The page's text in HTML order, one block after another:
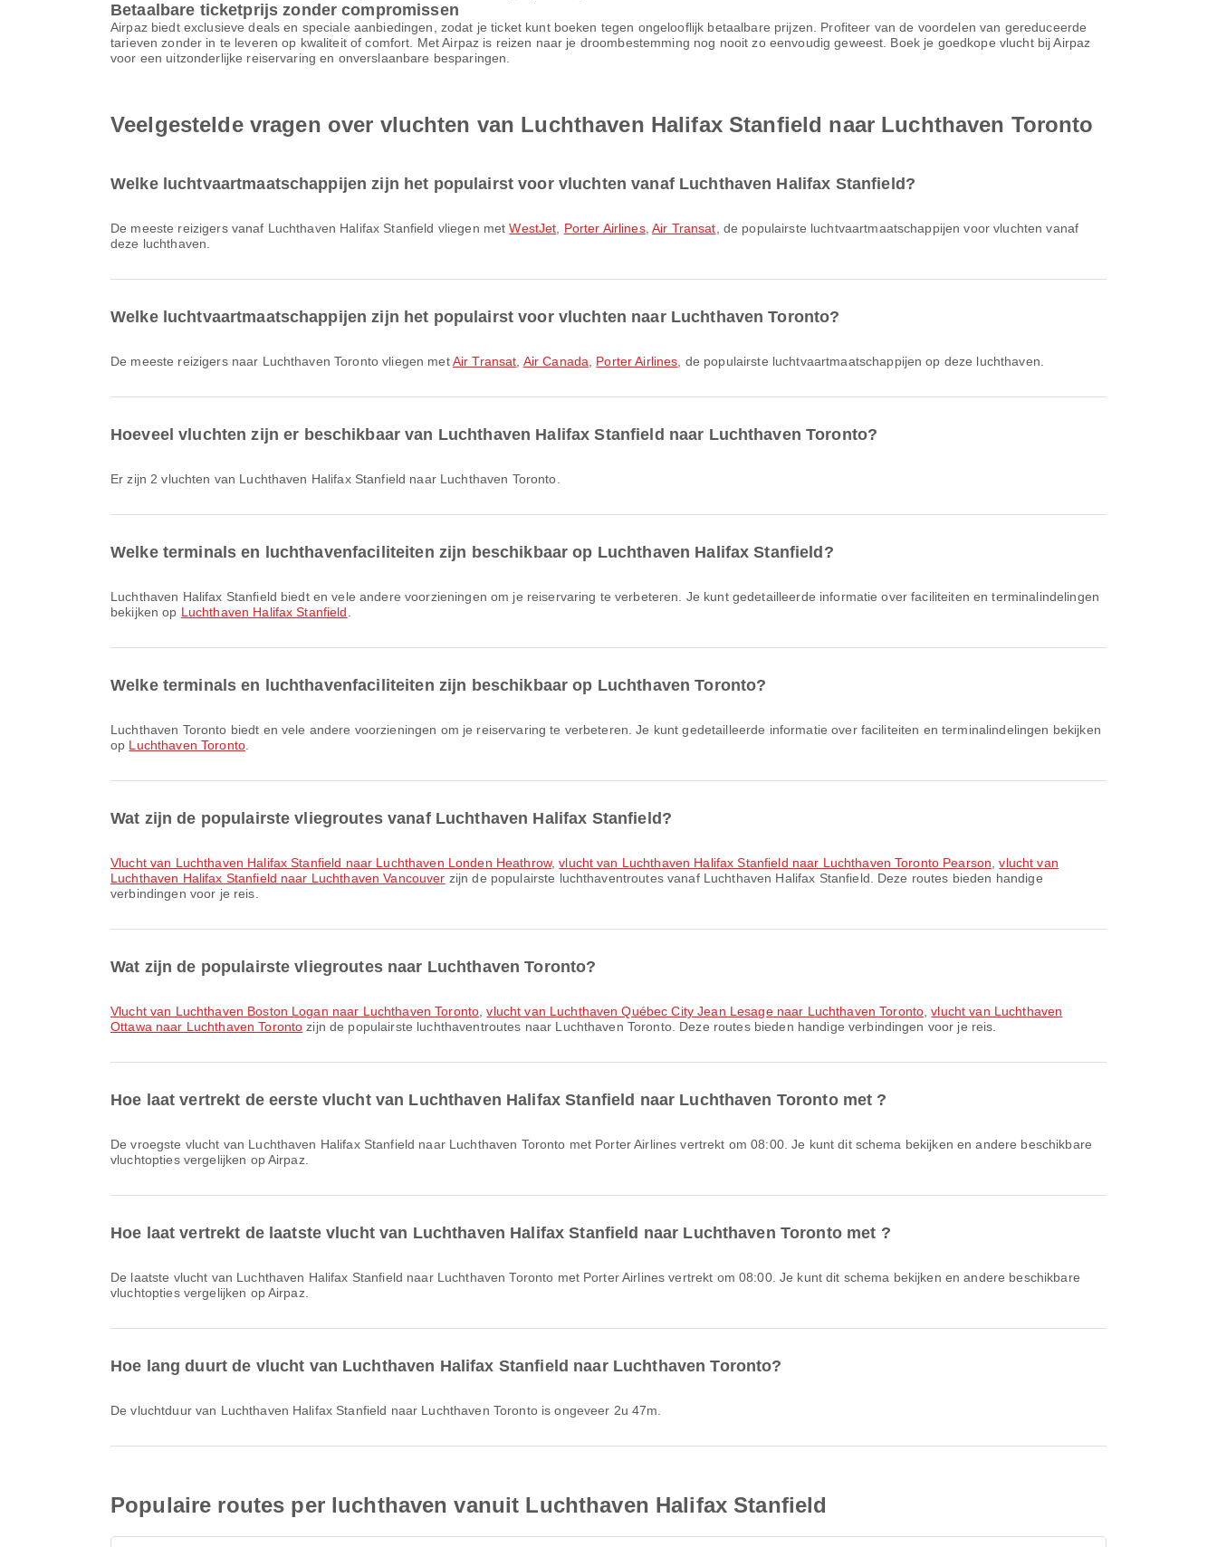
Betaalbare ticketprijs zonder compromissen
Airpaz biedt exclusieve deals en speciale aanbiedingen, zodat je ticket kunt boeken tegen ongelooflijk betaalbare prijzen. Profiteer van de voordelen van gereduceerde
tarieven zonder in te leveren op kwaliteit of comfort. Met Airpaz is reizen naar je droombestemming nog nooit zo eenvoudig geweest. Boek je goedkope vlucht bij Airpaz
voor een uitzonderlijke reiservaring en onverslaanbare besparingen.
Veelgestelde vragen over vluchten van Luchthaven Halifax Stanfield naar Luchthaven Toronto
Welke luchtvaartmaatschappijen zijn het populairst voor vluchten vanaf Luchthaven Halifax Stanfield?
De meeste reizigers vanaf Luchthaven Halifax Stanfield vliegen metWestJet Porter Airlines,Air Transat , de populairste luchtvaartmaatschappijen voor vluchten vanaf
deze luchthaven.
Welke luchtvaartmaatschappijen zijn het populairst voor vluchten naar Luchthaven Toronto?
De meeste reizigers naar Luchthaven Toronto vliegen metAir Transat Air Canada Porter Airlines , de populairste luchtvaartmaatschappijen op deze luchthaven.
Hoeveel vluchten zijn er beschikbaar van Luchthaven Halifax Stanfield naar Luchthaven Toronto?
Er zijn 2 vluchten van Luchthaven Halifax Stanfield naar Luchthaven Toronto.
Welke terminals en luchthavenfaciliteiten zijn beschikbaar op Luchthaven Halifax Stanfield?
Luchthaven Halifax Stanfield biedt en vele andere voorzieningen om je reiservaring te verbeteren. Je kunt gedetailleerde informatie over faciliteiten en terminalindelingen
bekijken op Luchthaven Halifax Stanfield
Welke terminals en luchthavenfaciliteiten zijn beschikbaar op Luchthaven Toronto?
Luchthaven Toronto biedt en vele andere voorzieningen om je reiservaring te verbeteren. Je kunt gedetailleerde informatie over faciliteiten en terminalindelingen bekijken
op Luchthaven Toronto.
Wat zijn de populairste vliegroutes vanaf Luchthaven Halifax Stanfield?
vlucht van Luchthaven Halifax Stanfield naar Luchthaven Londen Heathrow,vlucht van Luchthaven Halifax Stanfield naar Luchthaven Toronto Pearson ,vlucht van
Luchthaven Halifax Stanfield naar Luchthaven Vancouver zijn de populairste luchthaventroutes vanaf Luchthaven Halifax Stanfield. Deze routes bieden handige
verbindingen voor je reis.
Wat zijn de populairste vliegroutes naar Luchthaven Toronto?
vlucht van Luchthaven Boston Logan naar Luchthaven Toronto ,vlucht van Luchthaven Québec City Jean Lesage naar Luchthaven Toronto ,vlucht van Luchthaven
Ottawa naar Luchthaven Toronto zijn de populairste luchthaventroutes naar Luchthaven Toronto. Deze routes bieden handige verbindingen voor je reis.
Hoe laat vertrekt de eerste vlucht van Luchthaven Halifax Stanfield naar Luchthaven Toronto met ?
De vroegste vlucht van Luchthaven Halifax Stanfield naar Luchthaven Toronto met Porter Airlines vertrekt om 08:00. Je kunt dit schema bekijken en andere beschikbare
vluchtopties vergelijken op Airpaz.
Hoe laat vertrekt de laatste vlucht van Luchthaven Halifax Stanfield naar Luchthaven Toronto met ?
De laatste vlucht van Luchthaven Halifax Stanfield naar Luchthaven Toronto met Porter Airlines vertrekt om 08:00. Je kunt dit schema bekijken en andere beschikbare
vluchtopties vergelijken op Airpaz.
Hoe lang duurt de vlucht van Luchthaven Halifax Stanfield naar Luchthaven Toronto?
De vluchtduur van Luchthaven Halifax Stanfield naar Luchthaven Toronto is ongeveer 2u 47m.
Populaire routes per luchthaven vanuit Luchthaven Halifax Stanfield